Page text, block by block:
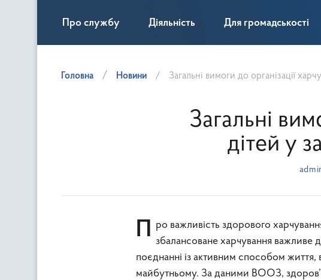
Про службу Діяльність Для громадськості
Головна Новини Загальні вимоги до організації
Загальні
дітей у
Про важливість здорового харчування відомо усім. Також не викликає сумніву, що збалансоване харчування важливе
поєднанні із активним способом
майбутньому. За даними ВООЗ,